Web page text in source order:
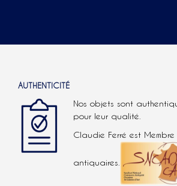
AUTHENTICITÉ
Nos objets sont
pour leur qualité.
Claudie Ferré est
antiquaires.